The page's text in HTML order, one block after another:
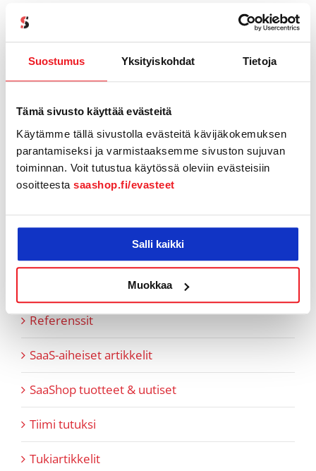
Suostumus Yksityiskohdat Tietoja
Tämä sivusto käyttää evästeitä
Käytämme tällä sivustolla evästeitä kävijäkokemuksen
parantamiseksi ja varmistaaksemme sivuston sujuvan
toiminnan. Voit tutustua käytössä oleviin evästeisiin
osoitteesta saashop.fi/evasteet
Salli kaikki
Muokkaa
Asiakastarina: Equita Talent Partners rakentaa
kasvua oikeilla työkaluilla
Asana-projektinhallinta
Kumppanuus
Lehdistötiedotteet
Myyntiin liittyvät artikkelit
Referenssit
SaaS-aiheiset artikkelit
SaaShop tuotteet & uutiset
Tiimi tutuksi
Tukiartikkelit